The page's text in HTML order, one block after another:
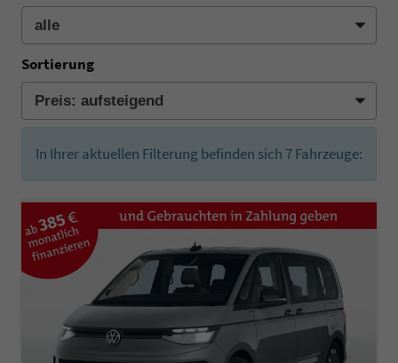
Sortierung
In Ihrer aktuellen Filterung befinden sich 7Fahrzeuge: